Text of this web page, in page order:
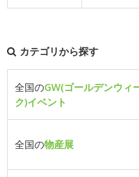
カテゴリから探す
全国のGW(ゴールデンウィ
ク)イベント
全国の物産展